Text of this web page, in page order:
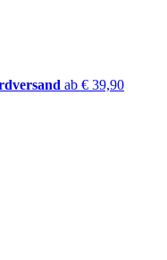
ab € 39,90